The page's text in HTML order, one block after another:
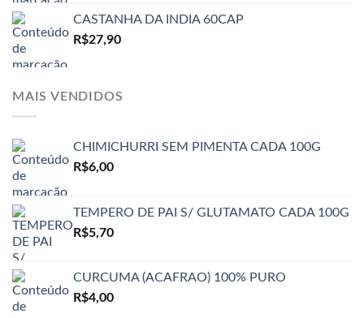
CASTANHA DA INDIA 60CAP
R$27,90
MAIS VENDIDOS
CHIMICHURRI SEM PIMENTA CADA 100G
R$6,00
TEMPERO DE PAI S/ GLUTAMATO CADA 100G
R$5,70
CURCUMA (ACAFRAO) 100% PURO
R$4,00